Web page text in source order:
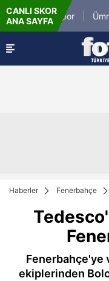
CANLI SKOR
ANA SAYFA
Haberler Fenerbahçe
Fenerbahçe'ye
ekiplerinden